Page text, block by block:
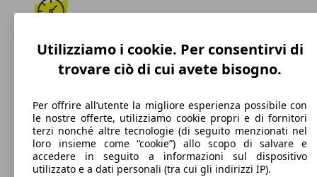
192 km/h
Velocità massima
Benzina
Carburante
Utilizziamo i cookie. Per consentirvi di
trovare ciò di cui avete bisogno.
Per offrire all’utente la migliore esperienza possibile con
le nostre offerte, utilizziamo cookie propri e di fornitori
terzi nonché altre tecnologie (di seguito menzionati nel
loro insieme come “cookie”) allo scopo di salvare e
accedere in seguito a informazioni sul dispositivo
utilizzato e a dati personali (tra cui gli indirizzi IP).